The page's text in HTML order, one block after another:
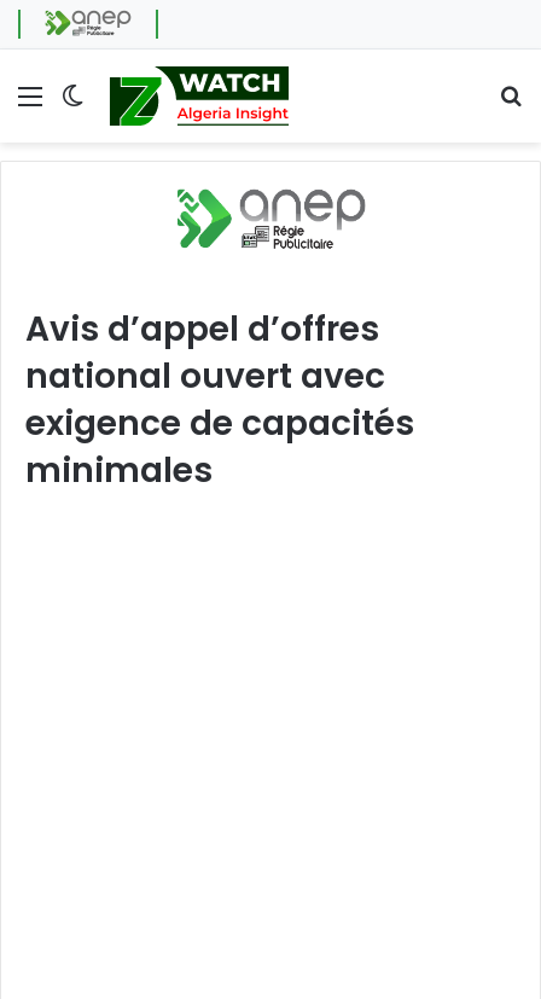
Menu Switch skin
Avis d’appel d’offres
national ouvert avec
exigence de capacités
minimales